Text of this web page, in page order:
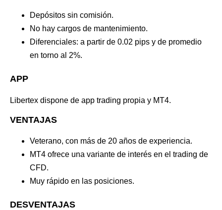
Depósitos sin comisión.
No hay cargos de mantenimiento.
Diferenciales: a partir de 0.02 pips y de promedio
en torno al 2%.
APP
Libertex dispone de app trading propia y MT4.
VENTAJAS
Veterano, con más de 20 años de experiencia.
MT4 ofrece una variante de interés en el trading de
CFD.
Muy rápido en las posiciones.
DESVENTAJAS